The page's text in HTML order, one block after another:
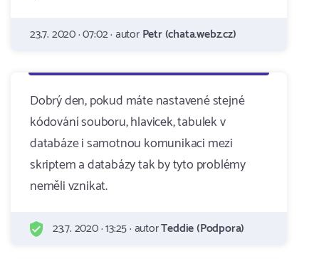
23.7. 2020 · 07:02 · autorPetr (chata.webz.cz)
Dobrý den, pokud máte nastavené stejné
kódování souboru, hlavicek, tabulek v
databáze i samotnou komunikaci mezi
skriptem a databázy tak by tyto problémy
neměli vznikat.
23.7. 2020 · 13:25 · autorTeddie (Podpora)